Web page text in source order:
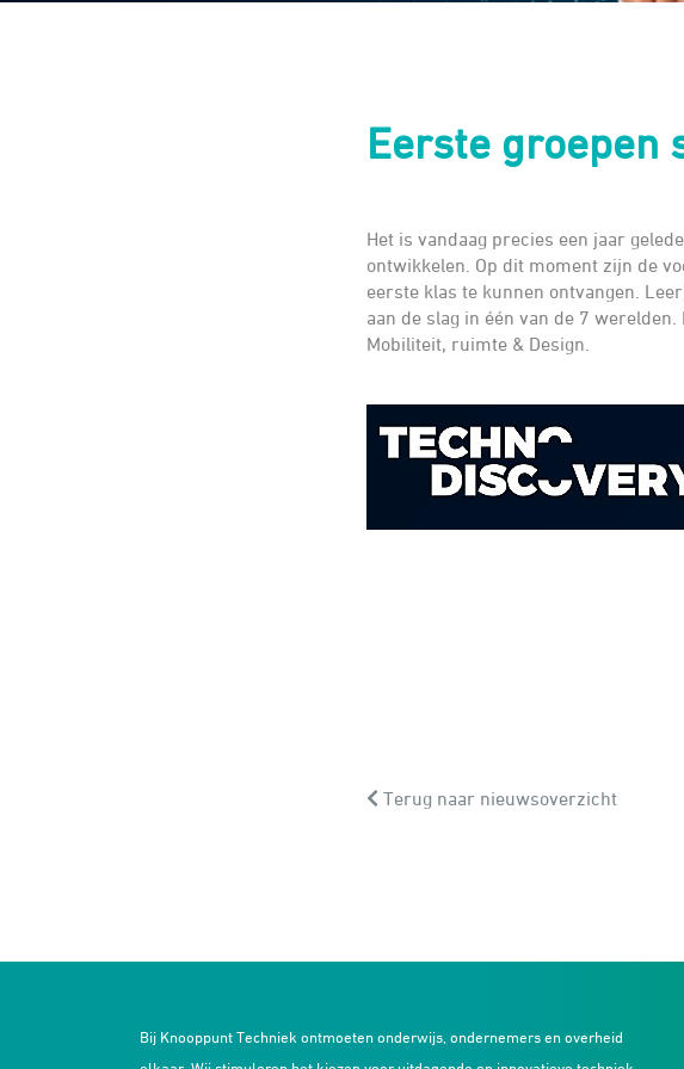
Eerste groepen
Het is vandaag precies een jaar
ontwikkelen. Op dit moment zijn de
eerste klas te kunnen ontvangen.
aan de slag in één van de 7
Mobiliteit, ruimte & Design.
Terug naar nieuwsoverzicht
Bij Knooppunt Techniek ontmoeten onderwijs, ondernemers en overheid